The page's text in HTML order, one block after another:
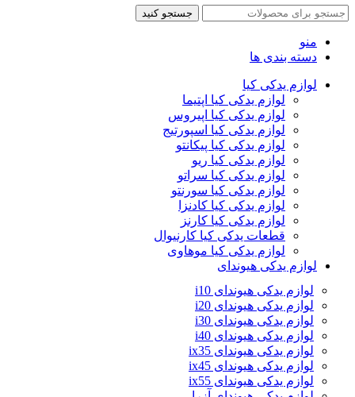
جستجو کنید
منو
دسته بندی ها
لوازم یدکی کیا
لوازم یدکی کیا اپتیما
لوازم یدکی کیا اپیروس
لوازم یدکی کیا اسپورتیج
لوازم یدکی کیا پیکانتو
لوازم یدکی کیا ریو
لوازم یدکی کیا سراتو
لوازم یدکی کیا سورنتو
لوازم یدکی کیا کادنزا
لوازم یدکی کیا کارنز
قطعات یدکی کیا کارنیوال
لوازم یدکی کیا موهاوی
لوازم یدکی هیوندای
لوازم یدکی هیوندای i10
لوازم یدکی هیوندای i20
لوازم یدکی هیوندای i30
لوازم یدکی هیوندای i40
لوازم یدکی هیوندای ix35
لوازم یدکی هیوندای ix45
لوازم یدکی هیوندای ix55